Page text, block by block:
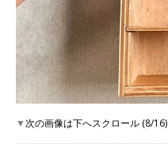
▼次の画像は下へスクロール (8/16)